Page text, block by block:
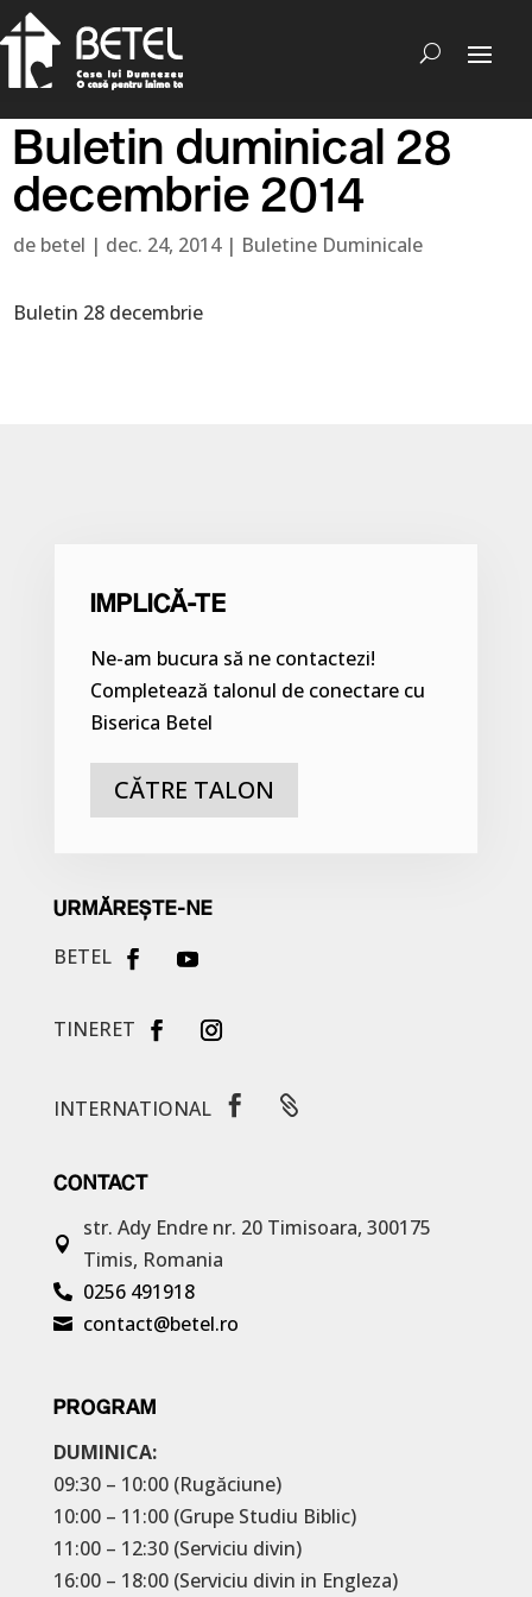
Buletin duminical 28
decembrie 2014
de betel | dec. 24, 2014| Buletine Duminicale
Buletin 28 decembrie
IMPLICĂ-TE
Ne-am bucura să ne contactezi!
Completează talonul de conectare cu
Biserica Betel
CĂTRE TALON
URMĂREȘTE-NE
BETEL
TINERET
INTERNATIONAL  
CONTACT

str. Ady Endre nr. 20 Timisoara, 300175
Timis, Romania
 0256 491918
 contact@betel.ro
PROGRAM
DUMINICA:
09:30 – 10:00 (Rugăciune)
10:00 – 11:00 (Grupe Studiu Biblic)
11:00 – 12:30 (Serviciu divin)
16:00 – 18:00 (Serviciu divin in Engleza)